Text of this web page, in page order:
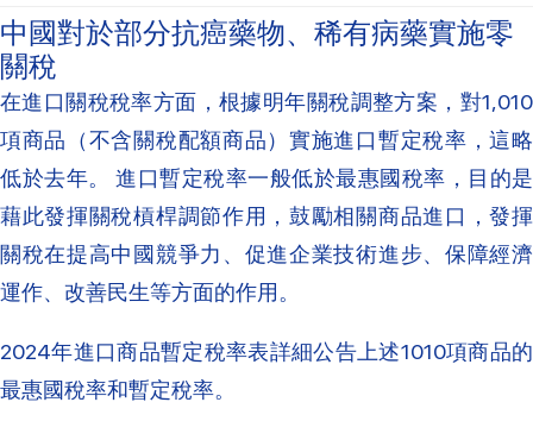
中國對於部分抗癌藥物、稀有病藥實施零
關稅
在進口關稅稅率方面，根據明年關稅調整方案，對1,010
項商品（不含關稅配額商品）實施進口暫定稅率，這略
低於去年。 進口暫定稅率一般低於最惠國稅率，目的是
藉此發揮關稅槓桿調節作用，鼓勵相關商品進口，發揮
關稅在提高中國競爭力、促進企業技術進步、保障經濟
運作、改善民生等方面的作用。
2024年進口商品暫定稅率表詳細公告上述1010項商品的
最惠國稅率和暫定稅率。